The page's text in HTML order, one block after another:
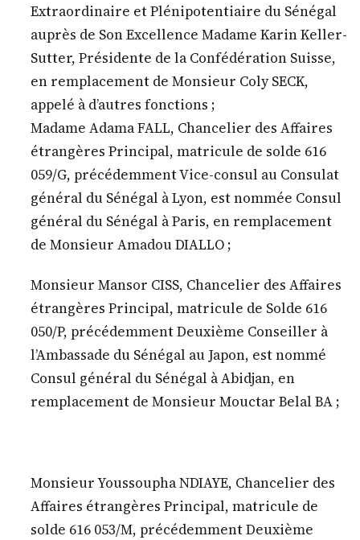
Extraordinaire et Plénipotentiaire du Sénégal
auprès de Son Excellence Madame Karin Keller-
Sutter, Présidente de la Confédération Suisse,
en remplacement de Monsieur Coly SECK,
appelé à d’autres fonctions ;
Madame Adama FALL, Chancelier des Affaires
étrangères Principal, matricule de solde 616
059/G, précédemment Vice-consul au Consulat
général du Sénégal à Lyon, est nommée Consul
général du Sénégal à Paris, en remplacement
de Monsieur Amadou DIALLO ;
Monsieur Mansor CISS, Chancelier des Affaires
étrangères Principal, matricule de Solde 616
050/P, précédemment Deuxième Conseiller à
l’Ambassade du Sénégal au Japon, est nommé
Consul général du Sénégal à Abidjan, en
remplacement de Monsieur Mouctar Belal BA ;
Monsieur Youssoupha NDIAYE, Chancelier des
Affaires étrangères Principal, matricule de
solde 616 053/M, précédemment Deuxième